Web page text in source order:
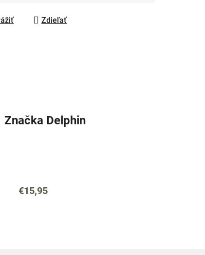
Zdieľať
Značka Delphin
€15,95